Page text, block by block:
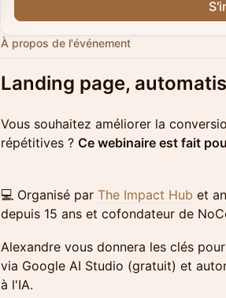
À propos de l'événement
Landing page,
​Vous souhaitez améliorer la
répétitives ? Ce webinaire est fait
💻 Organisé par The Impact Hub et
depuis 15 ans et cofondateur de
​Alexandre vous donnera les clés
via Google AI Studio (gratuit) et
à l'IA.